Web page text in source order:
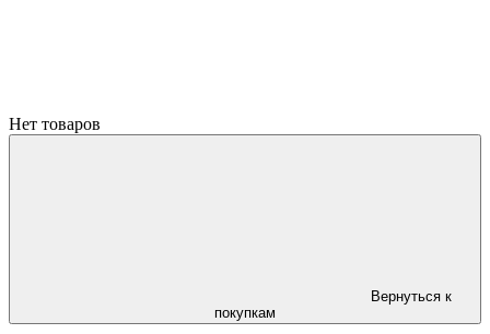
Нет товаров
Вернуться к
покупкам